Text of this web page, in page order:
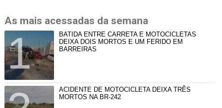
As mais acessadas da semana
BATIDA ENTRE CARRETA E MOTOCICLETAS
DEIXA DOIS MORTOS E UM FERIDO EM
BARREIRAS
ACIDENTE DE MOTOCICLETA DEIXA TRÊS
MORTOS NA BR-242